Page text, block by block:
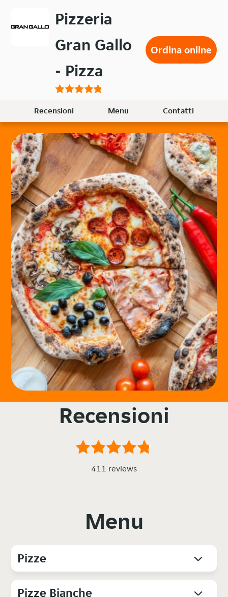
contenuto
Pizzeria
Gran Gallo
- Pizza
Ordina online
Recensioni Menu Contatti
Recensioni
411 reviews
Menu
Pizze
Pizze Bianche